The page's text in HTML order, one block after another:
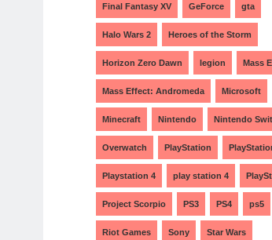
Final Fantasy XV GeForce gta
Halo Wars 2 Heroes of the Storm
Horizon Zero Dawn legion Mass
Mass Effect: Andromeda Microsoft
Minecraft Nintendo Nintendo
Overwatch PlayStation
Playstation 4 play station 4
Project Scorpio PS3 PS4 ps5
Riot Games Sony Star Wars